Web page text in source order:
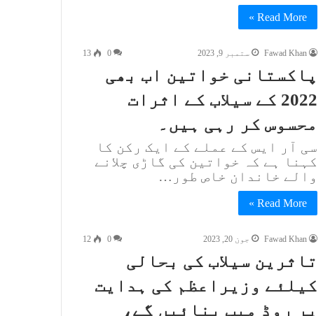
Read More »
Fawad Khan ستمبر 9, 2023 0
13
پاکستانی خواتین اب بھی
2022 کے سیلاب کے اثرات
محسوس کر رہی ہیں۔
سی آر ایس کے عملے کے ایک رکن کا
کہنا ہے کہ خواتین کی گاڑی چلانے
والے خاندان خاص طور…
Read More »
Fawad Khan جون 20, 2023 0
12
تاثرین سیلاب کی بحالی
کیلئے وزیراعظم کی ہدایت
پر روڈ میپ بنائیں گے،